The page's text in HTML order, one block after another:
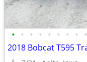
• • • • • • • • •